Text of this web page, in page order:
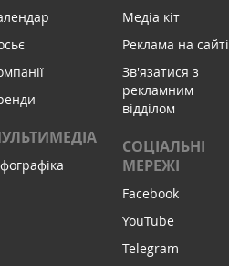
Медіа кіт
Реклама на сайті
Зв'язатися з
рекламним
відділом
СОЦІАЛЬНІ
МЕРЕЖІ
Facebook
YouTube
Telegram